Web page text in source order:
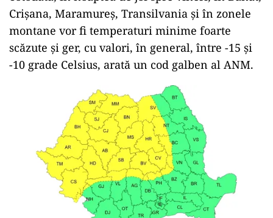
ale țării vor fi afectate de ger, ninsori și viscol.
Pe lângă atenționările valabile în următoarele
două zile, meteorologii spun că, începând de
mai întâi în nord-estul și centrul țării, apoi și în
celelalte regiuni. Gerul se va resimți în special
pe timpul nopților și al dimineților, până spre
jumătatea lunii ianuarie.
Totodată, în noaptea de joi spre vineri, în Banat,
Crișana, Maramureș, Transilvania și în zonele
montane vor fi temperaturi minime foarte